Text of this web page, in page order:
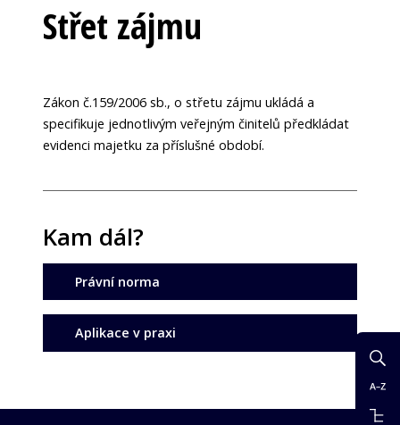
Střet zájmu
Zákon č.159/2006 sb., o střetu zájmu ukládá a
specifikuje jednotlivým veřejným činitelů předkládat
evidenci majetku za příslušné období.
Kam dál?
Právní norma
Aplikace v praxi